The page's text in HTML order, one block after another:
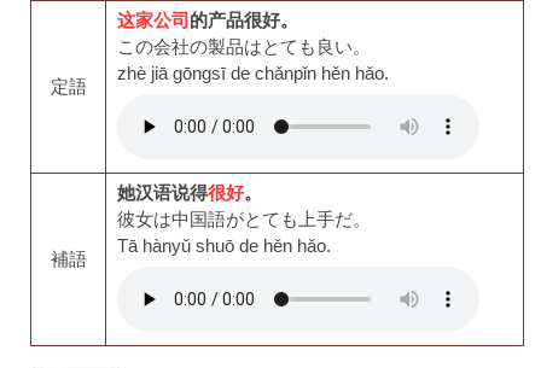
定語
这家公司 的产品很好。
この会社の製品はとても良い。
zhè jiā gōngsī de chǎnpǐn hěn hǎo.
補語
她汉语说得很好。
彼女は中国語がとても上手だ。
Tā hànyǔ shuō de hěn hǎo.